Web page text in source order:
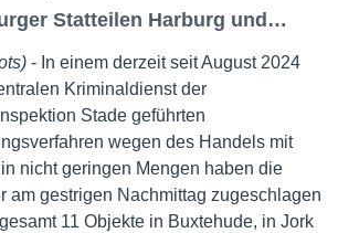
Statteilen Harburg und…
- In einem derzeit seit August 2024
Kriminaldienst der
Stade geführten
wegen des Handels mit
nicht geringen Mengen haben die
am gestrigen Nachmittag zugeschlagen
11 Objekte in Buxtehude, in Jork